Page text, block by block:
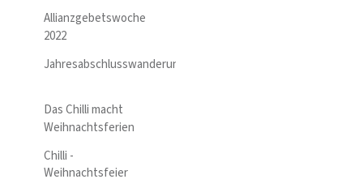
Allianzgebetswoche
2022
Jahresabschlusswanderung
Das Chilli macht
Weihnachtsferien
Chilli -
Weihnachtsfeier